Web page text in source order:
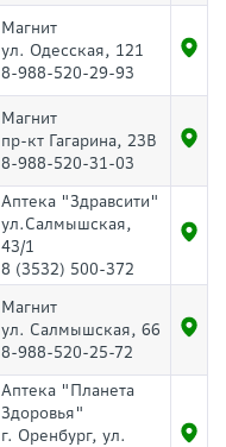
Магнит
ул. Одесская, 121
8-988-520-29-93
Магнит
пр-кт Гагарина, 23В
8-988-520-31-03
Аптека "Здравсити"
ул.Салмышская,
43/1
8 (3532) 500-372
Магнит
ул. Салмышская, 66
8-988-520-25-72
Аптека "Планета
Здоровья"
г. Оренбург, ул.